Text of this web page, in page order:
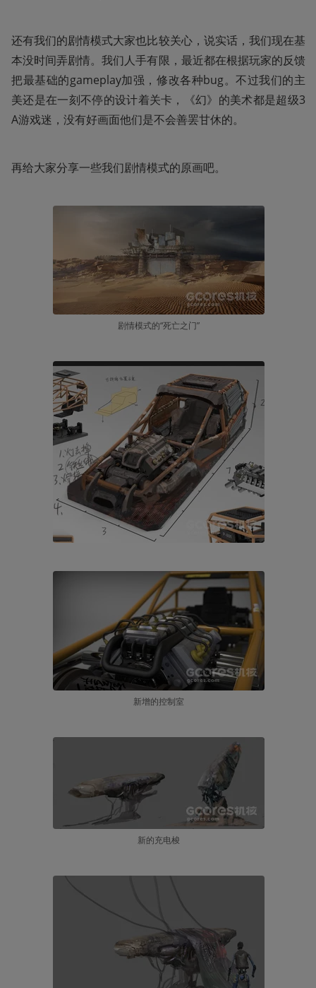
还有我们的剧情模式大家也比较关心，说实话，我们现在基
本没时间弄剧情。我们人手有限，最近都在根据玩家的反馈
把最基础的gameplay加强，修改各种bug。不过我们的主
美还是在一刻不停的设计着关卡，《幻》的美术都是超级3
A游戏迷，没有好画面他们是不会善罢甘休的。
再给大家分享一些我们剧情模式的原画吧。
剧情模式的“死亡之门”
新增的控制室
新的充电梭